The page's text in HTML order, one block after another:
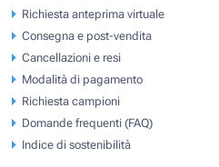
Richiesta anteprima virtuale
Consegna e post-vendita
Cancellazioni e resi
Modalità di pagamento
Richiesta campioni
Domande frequenti (FAQ)
Indice di sostenibilità